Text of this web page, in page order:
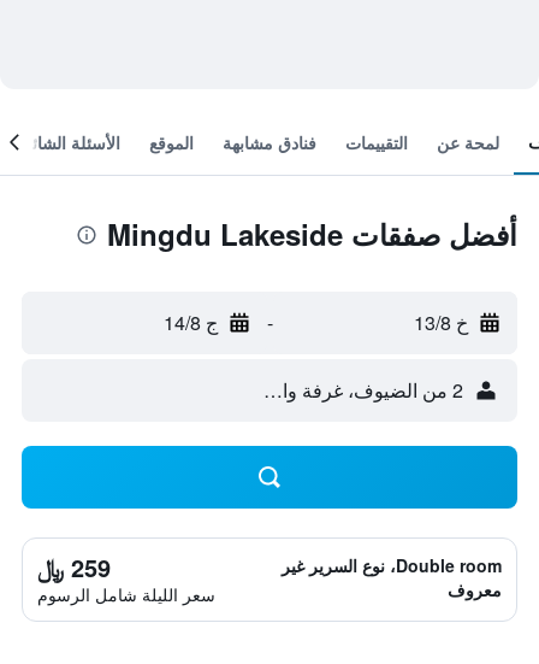
لمحة عن التقييمات فنادق مشابهة الموقع الأسئلة الشائعة
أفضل صفقات Mingdu Lakeside
خ 13/8 - ج 14/8
2 من الضيوف، غرفة واحدة
Double room، نوع السرير غير
معروف
259 ﷼
سعر الليلة شامل الرسوم